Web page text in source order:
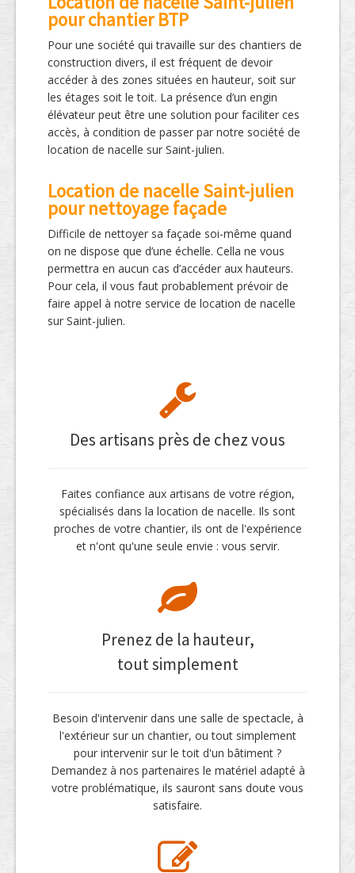
pour chantier BTP
Pour une société qui travaille sur des chantiers de
construction divers, il est fréquent de devoir
accéder à des zones situées en hauteur, soit sur
les étages soit le toit. La présence d’un engin
élévateur peut être une solution pour faciliter ces
accès, à condition de passer par notre société de
location de nacelle sur Saint-julien.
Location de nacelle Saint-julien
pour nettoyage façade
Difficile de nettoyer sa façade soi-même quand
on ne dispose que d’une échelle. Cella ne vous
permettra en aucun cas d’accéder aux hauteurs.
Pour cela, il vous faut probablement prévoir de
faire appel à notre service de location de nacelle
sur Saint-julien.
Des artisans près de chez vous
Faites confiance aux artisans de votre région,
spécialisés dans la location de nacelle. Ils sont
proches de votre chantier, ils ont de l'expérience
et n'ont qu'une seule envie : vous servir.
Prenez de la hauteur,
tout simplement
Besoin d'intervenir dans une salle de spectacle, à
l'extérieur sur un chantier, ou tout simplement
pour intervenir sur le toit d'un bâtiment ?
Demandez à nos partenaires le matériel adapté à
votre problématique, ils sauront sans doute vous
satisfaire.